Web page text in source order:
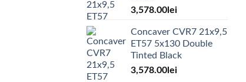
3,578.00 lei
Concaver CVR7 21x9,5
ET57 5x130 Double
Tinted Black
3,578.00 lei